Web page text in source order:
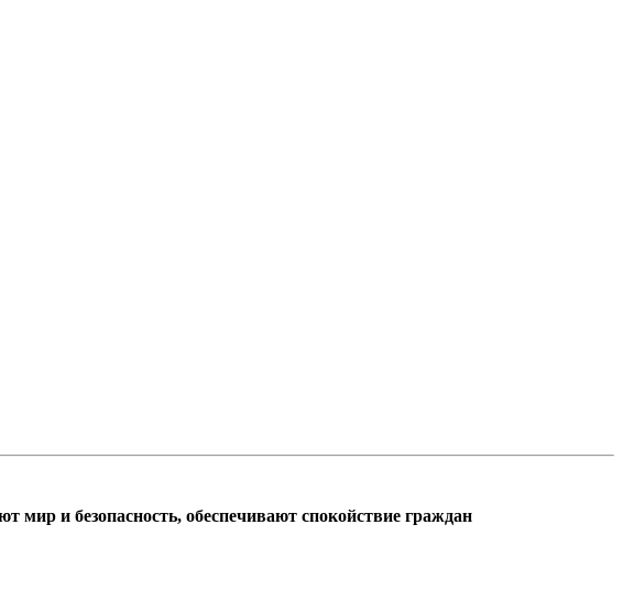
мир и безопасность, обеспечивают спокойствие граждан